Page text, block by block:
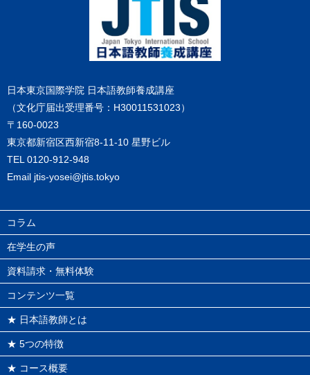
日本東京国際学院 日本語教師養成講座
（文化庁届出受理番号：H30011531023）
〒160-0023
東京都新宿区西新宿8-11-10 星野ビル
TEL 0120-912-948
Email jtis-yosei@jtis.tokyo
コラム
在学生の声
資料請求・無料体験
コンテンツ一覧
★ 日本語教師とは
★ 5つの特徴
★ コース概要